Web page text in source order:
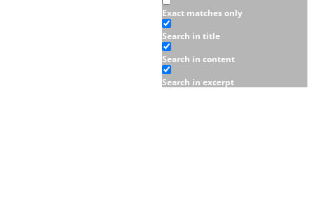
Exact matches only
Search in title
Search in content
Search in excerpt